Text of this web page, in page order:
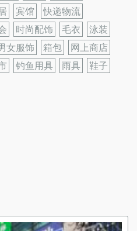
宾馆
快递物流
时尚配饰 毛衣
泳装
女服饰 箱包
网上商店
钓鱼用具 雨具
鞋子